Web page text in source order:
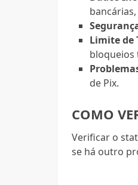
Limite de
bloqueios
de Pix.
COMO
Verificar o
se há outro